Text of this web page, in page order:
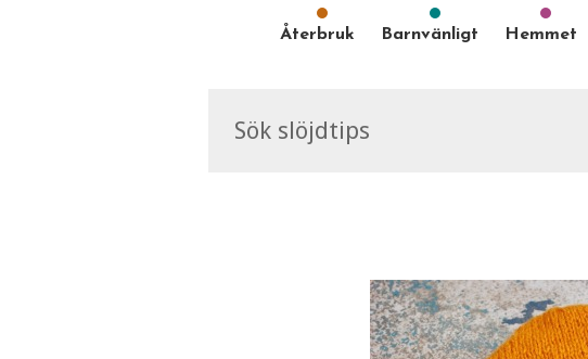
Återbruk Barnvänligt Hemmet